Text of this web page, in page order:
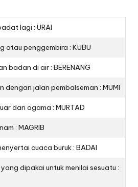
lagi : URAI
atau penggembira : KUBU
badan di air : BERENANG
jalan pembalseman : MUMI
dari agama : MURTAD
: MAGRIB
cuaca buruk : BADAI
dipakai untuk menilai sesuatu :